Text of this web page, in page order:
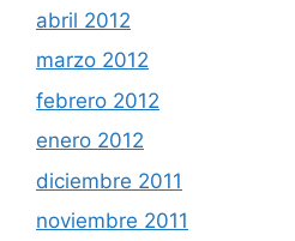
abril 2012
marzo 2012
febrero 2012
enero 2012
diciembre 2011
noviembre 2011